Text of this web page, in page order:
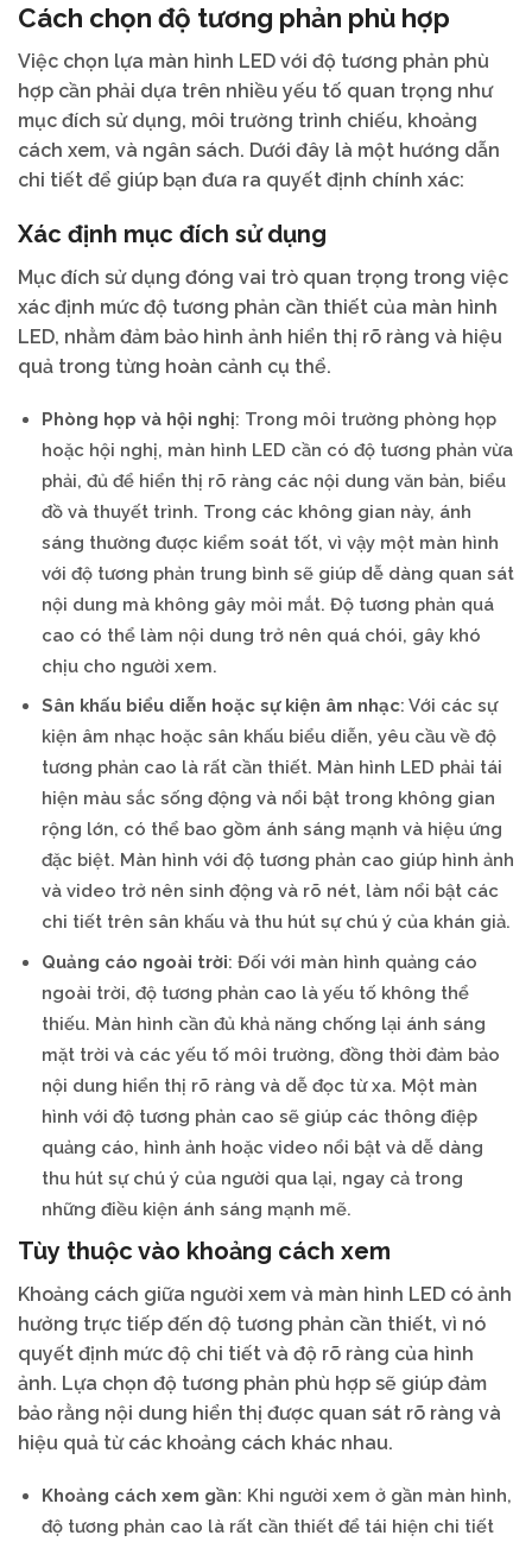
Cách chọn độ tương phản phù hợp
Việc chọn lựa màn hình LED với độ tương phản phù
hợp cần phải dựa trên nhiều yếu tố quan trọng như
mục đích sử dụng, môi trường trình chiếu, khoảng
cách xem, và ngân sách. Dưới đây là một hướng dẫn
chi tiết để giúp bạn đưa ra quyết định chính xác:
Xác định mục đích sử dụng
Mục đích sử dụng đóng vai trò quan trọng trong việc
xác định mức độ tương phản cần thiết của màn hình
LED, nhằm đảm bảo hình ảnh hiển thị rõ ràng và hiệu
quả trong từng hoàn cảnh cụ thể.
Phòng họp và hội nghị: Trong môi trường phòng họp
hoặc hội nghị, màn hình LED cần có độ tương phản vừa
phải, đủ để hiển thị rõ ràng các nội dung văn bản, biểu
đồ và thuyết trình. Trong các không gian này, ánh
sáng thường được kiểm soát tốt, vì vậy một màn hình
với độ tương phản trung bình sẽ giúp dễ dàng quan sát
nội dung mà không gây mỏi mắt. Độ tương phản quá
cao có thể làm nội dung trở nên quá chói, gây khó
chịu cho người xem.
Sân khấu biểu diễn hoặc sự kiện âm nhạc: Với các sự
kiện âm nhạc hoặc sân khấu biểu diễn, yêu cầu về độ
tương phản cao là rất cần thiết. Màn hình LED phải tái
hiện màu sắc sống động và nổi bật trong không gian
rộng lớn, có thể bao gồm ánh sáng mạnh và hiệu ứng
đặc biệt. Màn hình với độ tương phản cao giúp hình ảnh
và video trở nên sinh động và rõ nét, làm nổi bật các
chi tiết trên sân khấu và thu hút sự chú ý của khán giả.
Quảng cáo ngoài trời: Đối với màn hình quảng cáo
ngoài trời, độ tương phản cao là yếu tố không thể
thiếu. Màn hình cần đủ khả năng chống lại ánh sáng
mặt trời và các yếu tố môi trường, đồng thời đảm bảo
nội dung hiển thị rõ ràng và dễ đọc từ xa. Một màn
hình với độ tương phản cao sẽ giúp các thông điệp
quảng cáo, hình ảnh hoặc video nổi bật và dễ dàng
thu hút sự chú ý của người qua lại, ngay cả trong
những điều kiện ánh sáng mạnh mẽ.
Tùy thuộc vào khoảng cách xem
Khoảng cách giữa người xem và màn hình LED có ảnh
hưởng trực tiếp đến độ tương phản cần thiết, vì nó
quyết định mức độ chi tiết và độ rõ ràng của hình
ảnh. Lựa chọn độ tương phản phù hợp sẽ giúp đảm
bảo rằng nội dung hiển thị được quan sát rõ ràng và
hiệu quả từ các khoảng cách khác nhau.
Khoảng cách xem gần: Khi người xem ở gần màn hình,
độ tương phản cao là rất cần thiết để tái hiện chi tiết